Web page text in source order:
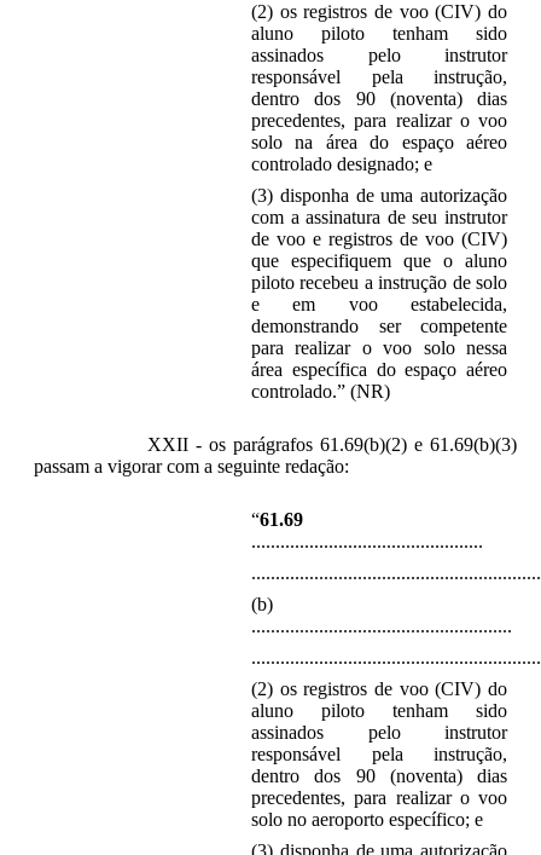
(2) os registros de voo (CIV) do
aluno piloto tenham sido
assinados pelo instrutor
responsável pela instrução,
dentro dos 90 (noventa) dias
precedentes, para realizar o voo
solo na área do espaço aéreo
controlado designado; e
(3) disponha de uma autorização
com a assinatura de seu instrutor
de voo e registros de voo (CIV)
que especifiquem que o aluno
piloto recebeu a instrução de solo
e em voo estabelecida,
demonstrando ser competente
para realizar o voo solo nessa
área específica do espaço aéreo
controlado.” (NR)
XXII - os parágrafos 61.69(b)(2) e 61.69(b)(3)
passam a vigorar com a seguinte redação:
“61.69
................................................
............................................................
(b)
......................................................
............................................................
(2) os registros de voo (CIV) do
aluno piloto tenham sido
assinados pelo instrutor
responsável pela instrução,
dentro dos 90 (noventa) dias
precedentes, para realizar o voo
solo no aeroporto específico; e